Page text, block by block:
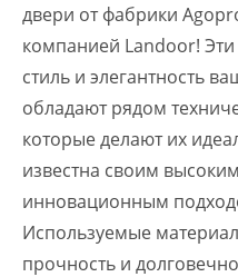
двери от фабрики
компанией Landoor!
стиль и элегантность
обладают рядом
которые делают их
известна своим
инновационным
Используемые
прочность и